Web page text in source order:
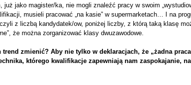
jako magister/ka, nie mogli znaleźć pracy w swoim
musieli pracować „na kasie” w supermarketach… I na
z liczbą kandydatek/ow, poniżej liczby, z którą taką klasę
że można zorganizować klasy dwuzawodowe.
trend zmienić? Aby nie tylko w deklaracjach, że „żadna
którego kwalifikacje zapewniają nam zaspokajanie,